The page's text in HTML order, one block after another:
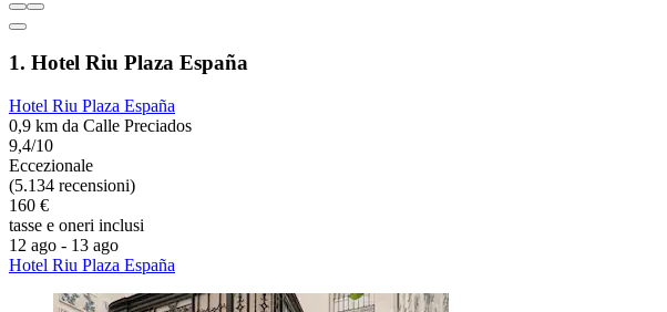
1. Hotel Riu Plaza España
Hotel Riu Plaza España
0,9 km da Calle Preciados
9,4/10
Eccezionale
(5.134 recensioni)
160 €
tasse e oneri inclusi
12 ago - 13 ago
Hotel Riu Plaza España